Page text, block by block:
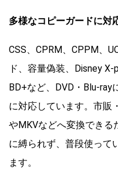
多様なコピーガードに対
CSS、CPRM、CPPM、
ド、容量偽装、Disney X-
BD+など、DVD・Blu-ray
に対応しています。市販
やMKVなどへ変換できる
に縛られず、普段使って
ます。